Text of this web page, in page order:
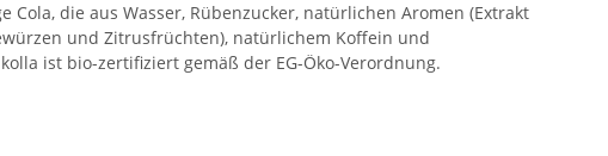
Cola, die aus Wasser, Rübenzucker, natürlichen Aromen (Extrakt
und Zitrusfrüchten), natürlichem Koffein und
ist bio-zertifiziert gemäß der EG-Öko-Verordnung.